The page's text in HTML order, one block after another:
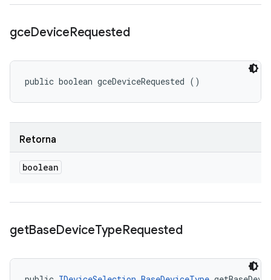
gceDeviceRequested
public boolean gceDeviceRequested ()
Retorna
boolean
getBaseDeviceTypeRequested